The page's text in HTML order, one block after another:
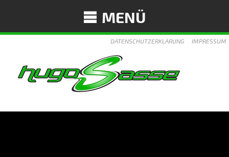
MENÜ
DATENSCHUTZERKLÄRUNG IMPRESSUM